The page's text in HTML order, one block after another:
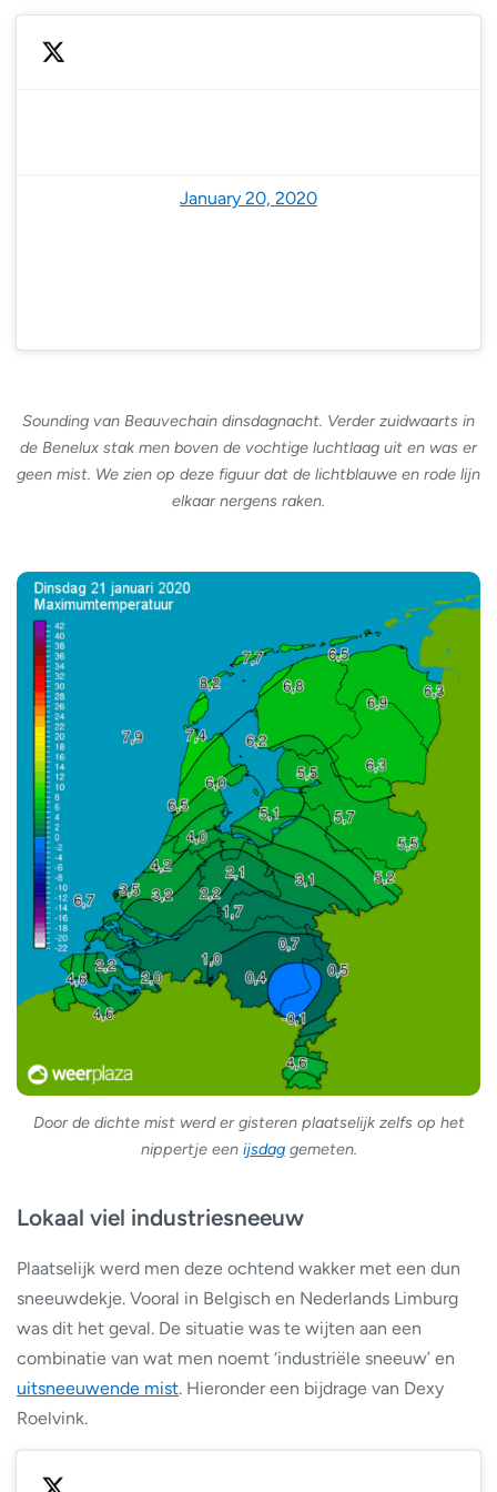
January 20, 2020
Sounding van Beauvechain dinsdagnacht. Verder zuidwaarts in
de Benelux stak men boven de vochtige luchtlaag uit en was er
geen mist. We zien op deze figuur dat de lichtblauwe en rode lijn
elkaar nergens raken.
Door de dichte mist werd er gisteren plaatselijk zelfs op het
nippertje een ijsdaggemeten.
Lokaal viel industriesneeuw
Plaatselijk werd men deze ochtend wakker met een dun
sneeuwdekje. Vooral in Belgisch en Nederlands Limburg
was dit het geval. De situatie was te wijten aan een
combinatie van wat men noemt ‘industriële sneeuw’ en
uitsneeuwende mist. Hieronder een bijdrage van Dexy
Roelvink.